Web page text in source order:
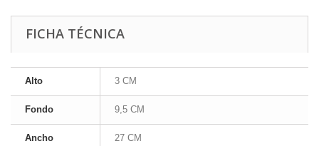
FICHA TÉCNICA
Alto 3 CM
Fondo 9,5 CM
Ancho 27 CM